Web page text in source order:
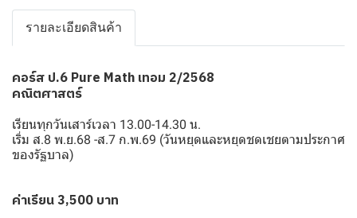
รายละเอียดสินค้า
คอร์ส ป.6 Pure Math เทอม 2/2568
คณิตศาสตร์
เรียนทุกวันเสาร์เวลา 13.00-14.30 น.
เริ่ม ส.8 พ.ย.68 -ส.7 ก.พ.69 (วันหยุดและหยุดชดเชยตามประกาศ
ของรัฐบาล)
ค่าเรียน 3,500 บาท